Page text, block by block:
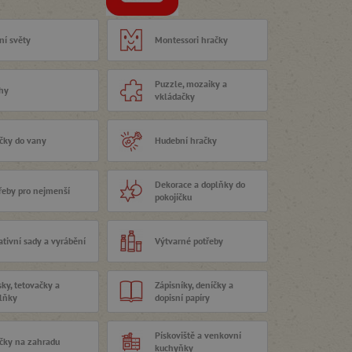
světy Montessori hračky
Puzzle, mozaiky a
vkládačky
do vany Hudební hračky
pro nejmenší
Dekorace a doplňky do
pokojíčku
sady a vyrábění Výtvarné potřeby
tetovačky a
Zápisníky, deníčky a
dopisní papíry
na zahradu
Pískoviště a venkovní
kuchyňky